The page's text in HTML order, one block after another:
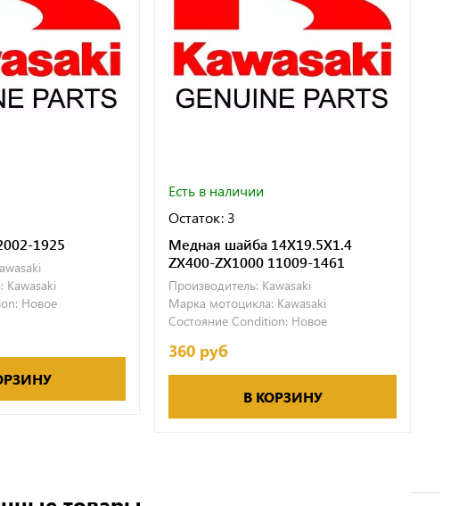
1925
Kawasaki
Новое
Есть в наличии
Остаток: 3
Медная шайба 14X19.5X1.4
ZX400-ZX1000 11009-1461
Производитель: Kawasaki
Марка мотоцикла: Kawasaki
Состояние Condition: Новое
360 руб
В КОРЗИНУ